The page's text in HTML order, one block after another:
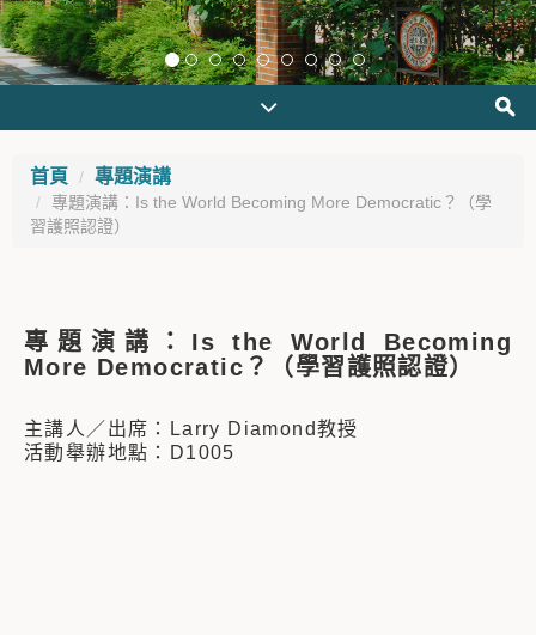
首頁 專題演講
專題演講：Is the World Becoming More Democratic？（學
習護照認證）
專題演講：Is the World Becoming
More Democratic？（學習護照認證）
主講人／出席：Larry Diamond教授
活動舉辦地點：D1005